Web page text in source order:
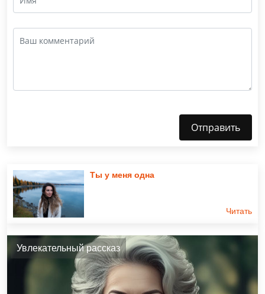
Отправить
Ты у меня одна
Читать
Увлекательный рассказ